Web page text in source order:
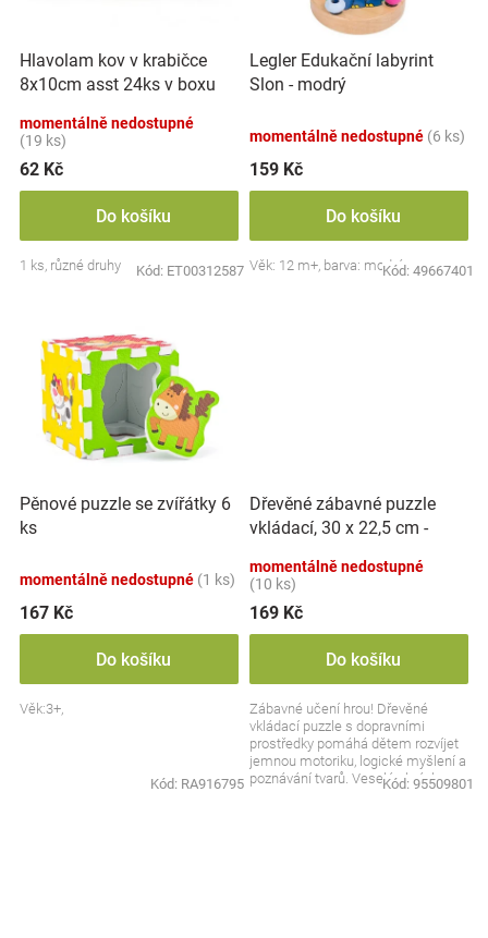
Blog
Hračkářství
Přihlášení
ůo
d
u
k
ů
Hlavolam kov v krabičce
8x10cm asst 24ks v boxu
momentálně nedostupné
(19 ks)
62 Kč
Do košíku
1 ks, různé druhy Kód: ET00312587
Legler Edukační labyrint
Slon - modrý
momentálně nedostupné (6 ks)
159 Kč
Do košíku
Věk: 12 m+, barva: modrá
Kód: 49667401
Pěnové puzzle se zvířátky 6
ks
momentálně nedostupné (1 ks)
167 Kč
Do košíku
Věk:3+,
Kód: RA916795
Dřevěné zábavné puzzle
vkládací, 30 x 22,5 cm -
momentálně nedostupné
(10 ks)
169 Kč
Do košíku
Zábavné učení hrou! Dřevěné
vkládací puzzle s dopravními
prostředky pomáhá dětem rozvíjet
jemnou motoriku, logické myšlení a
poznávání tvarů. Veselé obrázky
Kód: 95509801